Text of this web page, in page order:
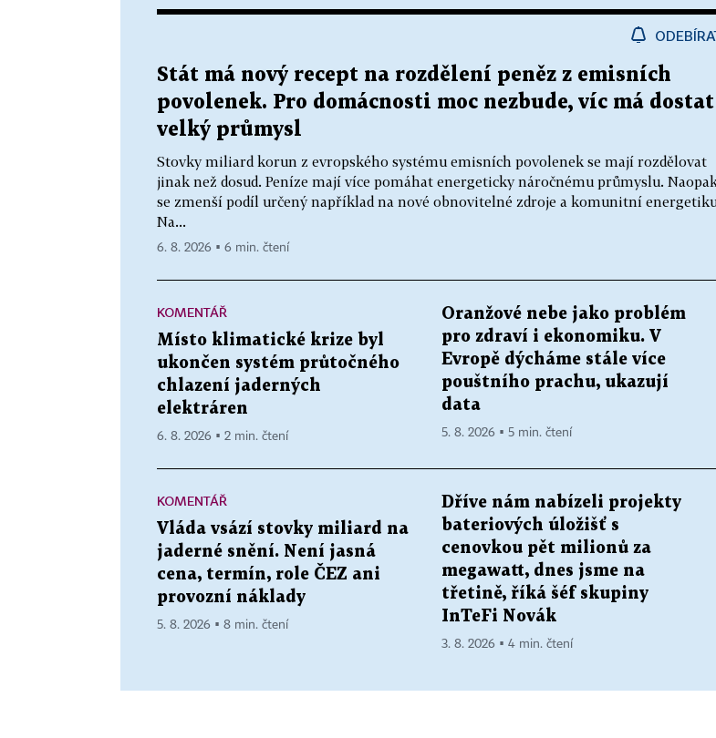
Stát má nový recept na rozdělení peněz z emisních
povolenek. Pro domácnosti moc nezbude, víc má dostat
velký průmysl
Stovky miliard korun z evropského systému emisních povolenek se mají rozdělovat
jinak než dosud. Peníze mají více pomáhat energeticky náročnému průmyslu.
se zmenší podíl určený například na nové obnovitelné zdroje a komunitní
Na...
6. 8. 2026 ▪ 6 min. čtení
KOMENTÁŘ
Místo klimatické krize byl
ukončen systém průtočného
chlazení jaderných
elektráren
6. 8. 2026 ▪ 2 min. čtení
Oranžové nebe jako problém
pro zdraví i ekonomiku. V
Evropě dýcháme stále více
pouštního prachu, ukazují
data
5. 8. 2026 ▪ 5 min. čtení
KOMENTÁŘ
Vláda vsází stovky miliard na
jaderné snění. Není jasná
cena, termín, role ČEZ ani
provozní náklady
5. 8. 2026 ▪ 8 min. čtení
Dříve nám nabízeli projekty
bateriových úložišť s
cenovkou pět milionů za
megawatt, dnes jsme na
třetině, říká šéf skupiny
InTeFi Novák
3. 8. 2026 ▪ 4 min. čtení